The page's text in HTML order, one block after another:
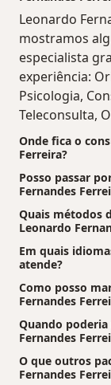
Leonardo
mostramos
especialista
experiência:
Psicologia,
Teleconsulta,
Onde fica o
Ferreira?
Posso passar
Fernandes
Quais métodos
Leonardo
Em quais
atende?
Como posso
Fernandes
Quando
Fernandes
O que outros
Fernandes